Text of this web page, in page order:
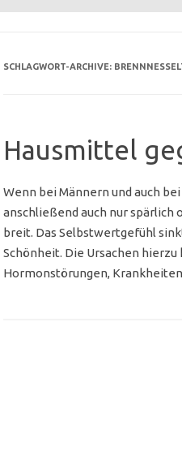
SCHLAGWORT-ARCHIVE:
Hausmittel
Wenn bei Männern und auch
anschließend auch nur spärlich
breit. Das Selbstwertgefühl
Schönheit. Die Ursachen
Hormonstörungen,